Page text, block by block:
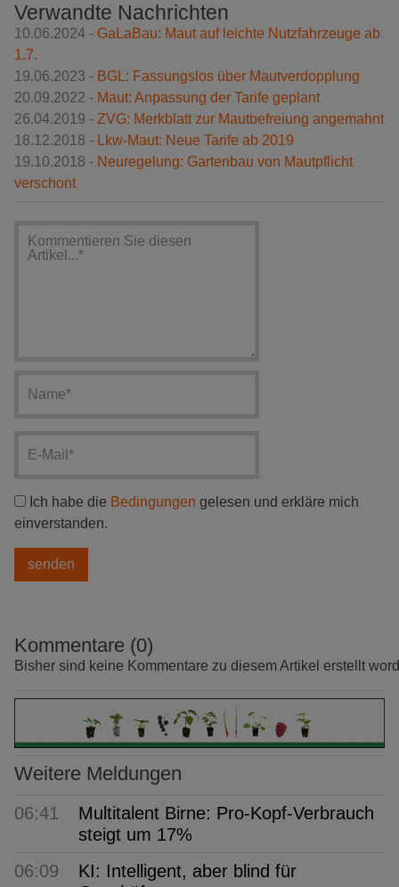
Verwandte Nachrichten
10.06.2024 - GaLaBau: Maut auf leichte Nutzfahrzeuge ab
1.7.
19.06.2023 - BGL: Fassungslos über Mautverdopplung
20.09.2022 - Maut: Anpassung der Tarife geplant
26.04.2019 - ZVG: Merkblatt zur Mautbefreiung angemahnt
18.12.2018 - Lkw-Maut: Neue Tarife ab 2019
19.10.2018 - Neuregelung: Gartenbau von Mautpflicht
verschont
Ich habe die Bedingungen gelesen und erkläre mich
einverstanden.
Kommentare (0)
Bisher sind keine Kommentare zu diesem Artikel erstellt
Weitere Meldungen
06:41
Multitalent Birne: Pro-Kopf-Verbrauch
steigt um 17%
06:09
KI: Intelligent, aber blind für